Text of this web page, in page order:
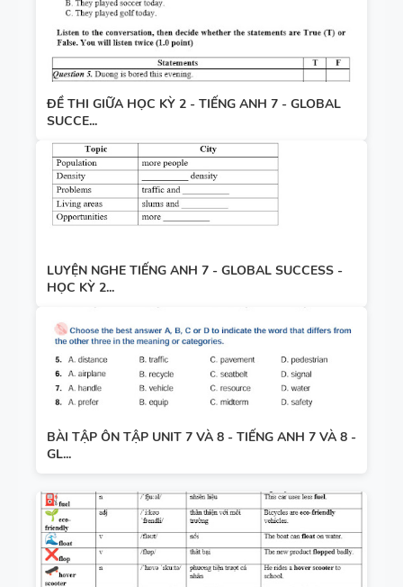
ĐỀ THI GIỮA HỌC KỲ 2 - TIẾNG ANH 7 - GLOBAL
SUCCE...
LUYỆN NGHE TIẾNG ANH 7 - GLOBAL SUCCESS -
HỌC KỲ 2...
BÀI TẬP ÔN TẬP UNIT 7 VÀ 8 - TIẾNG ANH 7 VÀ 8 -
GL...